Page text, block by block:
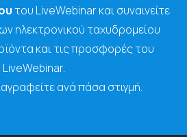
του LiveWebinar και συναινείτε
ηλεκτρονικού ταχυδρομείου
και τις προσφορές του
LiveWebinar.
ανά πάσα στιγμή.